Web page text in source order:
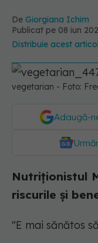
De Giorgiana Ichim
Publicat pe 08 iun
Distribuie acest articol
vegetarian - Foto:
Adaugă-
Nutriționistul
riscurile și
"E mai sănătos